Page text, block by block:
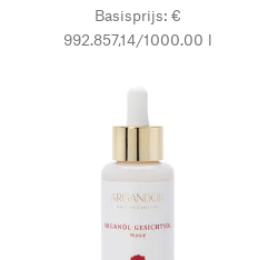
Basisprijs: €
992.857,14/1000.00 l